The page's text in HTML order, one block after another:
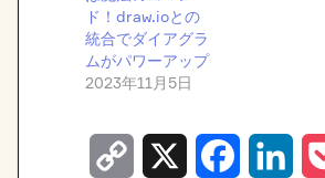
ド！draw.ioとの
統合でダイアグラ
ムがパワーアップ
2023年11月5日